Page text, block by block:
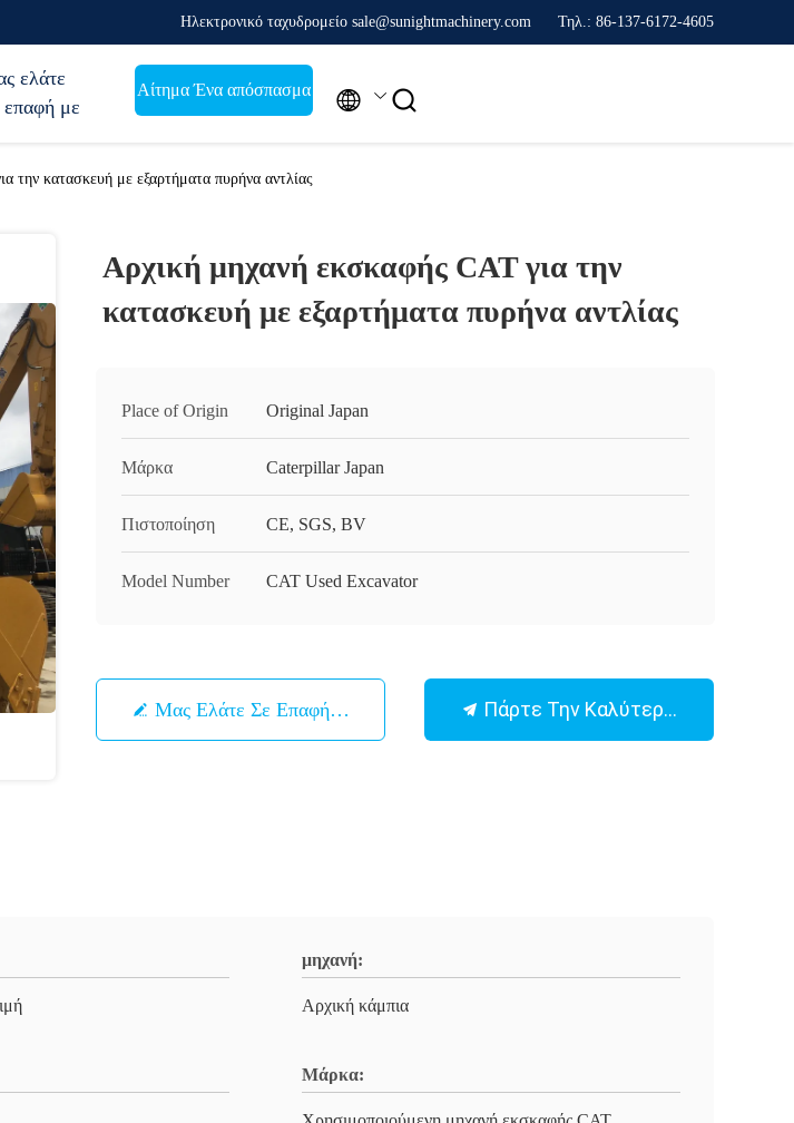
Ηλεκτρονικό ταχυδρομείο sale@sunightmachinery.com Τηλ.: 86-137-6172-4605
ελάτε
με
Αίτημα Ένα απόσπασμα  
την κατασκευή με εξαρτήματα πυρήνα αντλίας
Αρχική μηχανή εκσκαφής CAT για την
κατασκευή με εξαρτήματα πυρήνα αντλίας
Place of Origin Original Japan
Μάρκα Caterpillar Japan
Πιστοποίηση CE, SGS, BV
Model Number CAT Used Excavator
Μας Ελάτε Σε Επαφή Με Πάρτε Την Καλύτερη Τιμή
μηχανή:
Αρχική κάμπια
Μάρκα: